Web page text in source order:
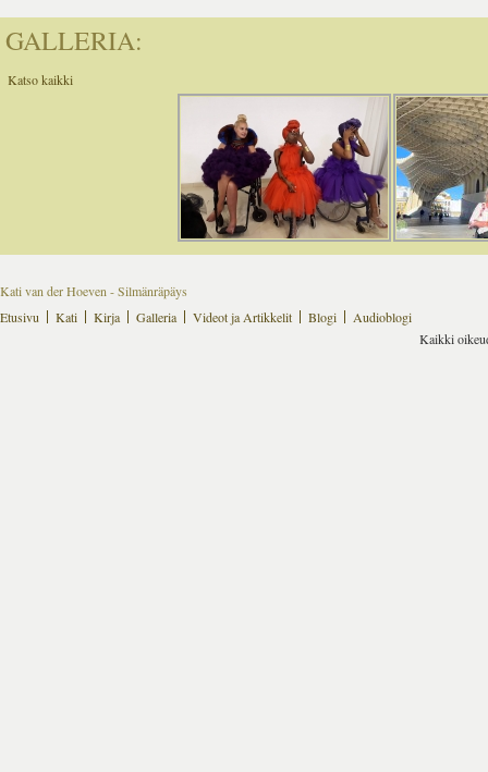
GALLERIA:
Katso kaikki
Kati van der Hoeven - Silmänräpäys
Etusivu
Kati Kirja Galleria Videot ja Artikkelit Blogi
Audioblogi
Kaikki